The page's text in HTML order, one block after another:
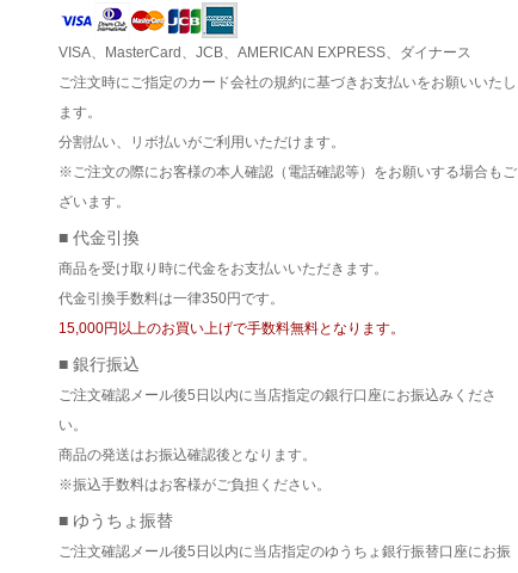
VISA、MasterCard、JCB、AMERICAN EXPRESS、ダイナース
ご注文時にご指定のカード会社の規約に基づきお支払いをお願いいたし
ます。
分割払い、リボ払いがご利用いただけます。
※ご注文の際にお客様の本人確認（電話確認等）をお願いする場合もご
ざいます。
■ 代金引換
商品を受け取り時に代金をお支払いいただきます。
代金引換手数料は一律350円です。
15,000円以上のお買い上げで手数料無料となります。
■ 銀行振込
ご注文確認メール後5日以内に当店指定の銀行口座にお振込みくださ
い。
商品の発送はお振込確認後となります。
※振込手数料はお客様がご負担ください。
■ ゆうちょ振替
ご注文確認メール後5日以内に当店指定のゆうちょ銀行振替口座にお振